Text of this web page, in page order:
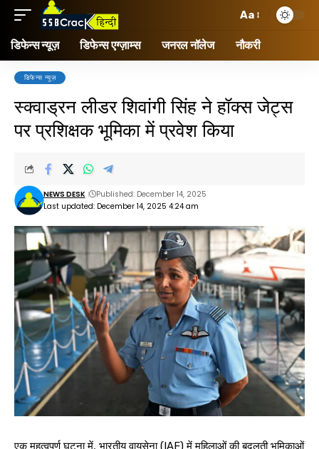
Aa
डिफेन्स न्यूज़ डिफेन्स एग्ज़ाम्स जनरल नॉलेज नौकरी
डिफेन्स न्यूज़
स्क्वाड्रन लीडर शिवांगी सिंह ने हॉक्स जेट्स
पर प्रशिक्षक भूमिका में प्रवेश किया
Last updated: December 14, 2025 4:24 am
NEWS DESK Published: December 14, 2025
एक महत्वपूर्ण घटना में, भारतीय वायुसेना (IAF) में महिलाओं की बदलती भूमिकाओं